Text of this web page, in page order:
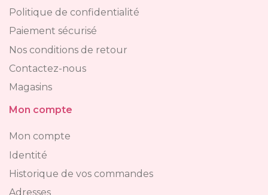
Politique de confidentialité
Paiement sécurisé
Nos conditions de retour
Contactez-nous
Magasins
Mon compte
Mon compte
Identité
Historique de vos commandes
Adresses